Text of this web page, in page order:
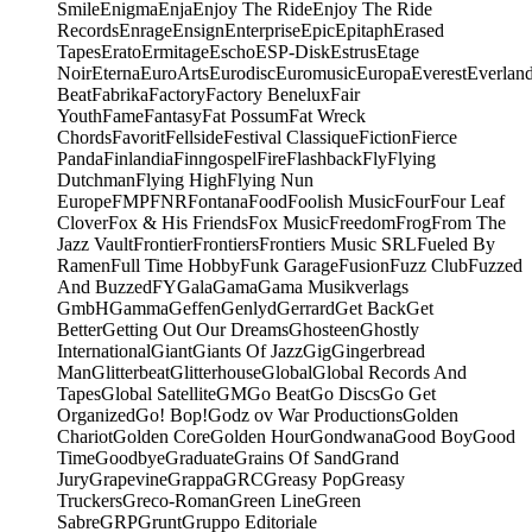
SmileEnigmaEnjaEnjoy The RideEnjoy The Ride
RecordsEnrageEnsignEnterpriseEpicEpitaphErased
TapesEratoErmitageEschoESP-DiskEstrusEtage
NoirEternaEuroArtsEurodiscEuromusicEuropaEverest
BeatFabrikaFactoryFactory BeneluxFair
YouthFameFantasyFat PossumFat Wreck
ChordsFavoritFellsideFestival ClassiqueFictionFierce
PandaFinlandiaFinngospelFireFlashbackFlyFlying
DutchmanFlying HighFlying Nun
EuropeFMPFNRFontanaFoodFoolish MusicFourFour Leaf
CloverFox & His FriendsFox MusicFreedomFrogFrom The
Jazz VaultFrontierFrontiersFrontiers Music SRLFueled By
RamenFull Time HobbyFunk GarageFusionFuzz ClubFuzzed
And BuzzedFYGalaGamaGama Musikverlags
GmbHGammaGeffenGenlydGerrardGet BackGet
BetterGetting Out Our DreamsGhosteenGhostly
InternationalGiantGiants Of JazzGigGingerbread
ManGlitterbeatGlitterhouseGlobalGlobal Records And
TapesGlobal SatelliteGMGo BeatGo DiscsGo Get
OrganizedGo! Bop!Godz ov War ProductionsGolden
ChariotGolden CoreGolden HourGondwanaGood BoyGood
TimeGoodbyeGraduateGrains Of SandGrand
JuryGrapevineGrappaGRCGreasy PopGreasy
TruckersGreco-RomanGreen LineGreen
SabreGRPGruntGruppo Editoriale